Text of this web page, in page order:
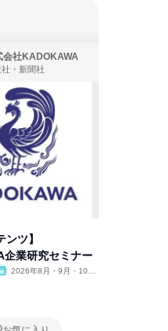
会社KADOKAWA
・新聞社
ンツ】
企業研究セミナー
2026年8月・9月・10